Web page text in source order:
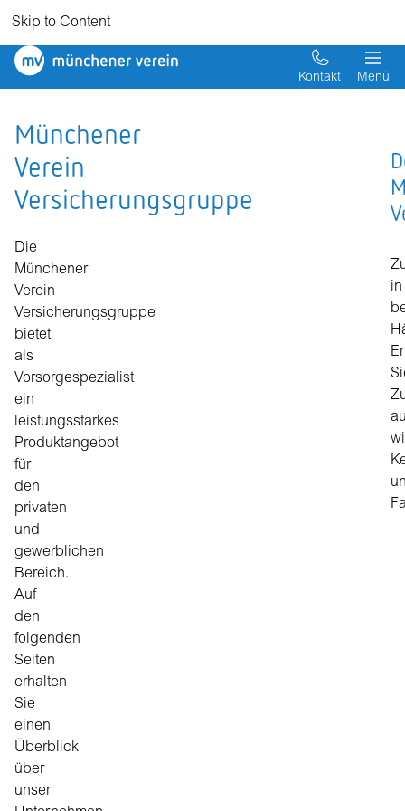
Skip to Content
Münchener
Kontakt Menü
Münchener
Verein
Versicherungsgruppe
Die
Münchener
Verein
Versicherungsgruppe
bietet
als
Vorsorgespezialist
ein
leistungsstarkes
Produktangebot
für
den
privaten
und
gewerblichen
Bereich.
Auf
den
folgenden
Seiten
erhalten
Sie
einen
Überblick
über
unser
in